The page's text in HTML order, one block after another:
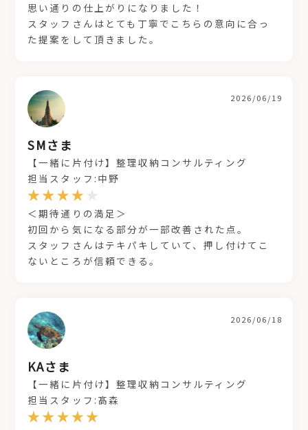
思い通りの仕上がりになりました！
スタッフさんはとても丁寧でこちらの意向に合っ
た提案をして頂きました。
SMさま
2026/06/19
【一緒に片付け】整理収納コンサルティング
担当スタッフ:中野
＜期待通りの満足＞
初回から気になる部分が一部改善された点。
スタッフさんはテキパキしていて、押し付けてこ
ないところが信頼できる。
KAさま
2026/06/18
【一緒に片付け】整理収納コンサルティング
担当スタッフ:髙森